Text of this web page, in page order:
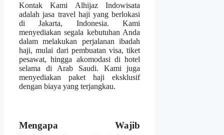
Kontak Kami Alhijaz Indowisata
adalah jasa travel haji yang berlokasi
di Jakarta, Indonesia. Kami
menyediakan segala kebutuhan Anda
dalam melakukan perjalanan ibadah
haji, mulai dari pembuatan visa, tiket
pesawat, hingga akomodasi di hotel
selama di Arab Saudi. Kami juga
menyediakan paket haji eksklusif
dengan biaya yang terjangkau.
Mengapa Wajib